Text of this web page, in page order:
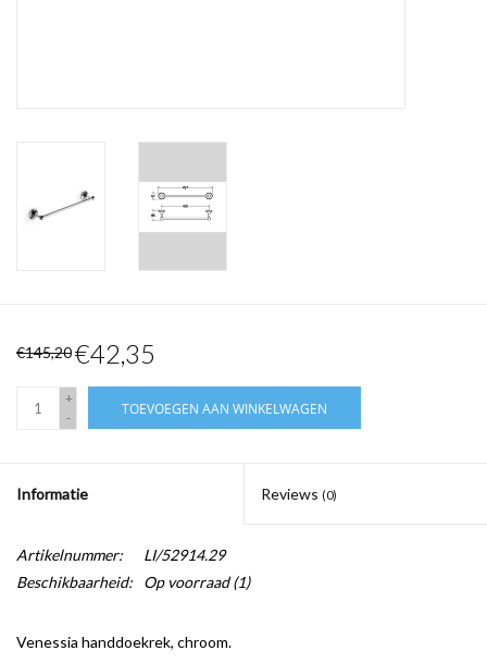
€145,20€42,35
+
-
TOEVOEGEN AAN WINKELWAGEN
Informatie Reviews (0)
Artikelnummer:
LI/52914.29
Beschikbaarheid:
Op voorraad(1)
Venessia handdoekrek, chroom.